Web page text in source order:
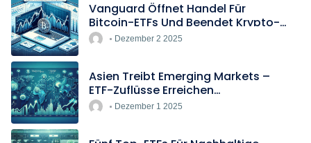
Vanguard Öffnet Handel Für
Bitcoin-ETFs Und Beendet Krypto-
BlockadeDezember 2 2025
Asien Treibt Emerging Markets –
ETF-Zuflüsse Erreichen
Rekordtempo
Dezember 1 2025